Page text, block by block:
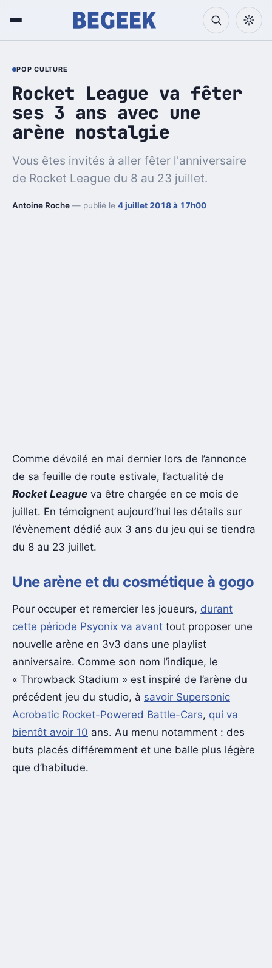
POP CULTURE
Rocket League va fêter
ses 3 ans avec une
arène nostalgie
Vous êtes invités à aller fêter l'anniversaire
de Rocket League du 8 au 23 juillet.
Antoine Roche — publié le 4 juillet 2018 à 17h00
Comme dévoilé en mai dernier lors de l’annonce
de sa feuille de route estivale, l’actualité de
Rocket League va être chargée en ce mois de
juillet. En témoignent aujourd’hui les détails sur
l’évènement dédié aux 3 ans du jeu qui se tiendra
du 8 au 23 juillet.
Une arène et du cosmétique à gogo
Pour occuper et remercier les joueurs, durant
cette période Psyonix va avant tout proposer une
nouvelle arène en 3v3 dans une playlist
anniversaire. Comme son nom l’indique, le
« Throwback Stadium » est inspiré de l’arène du
précédent jeu du studio, à savoir Supersonic
Acrobatic Rocket-Powered Battle-Cars, qui va
bientôt avoir 10 ans. Au menu notamment : des
buts placés différemment et une balle plus légère
que d’habitude.